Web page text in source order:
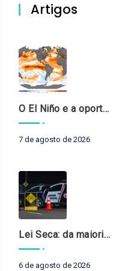
Artigos
O El Niño e a oportunidade de fortalecer o controle externo das políticas climáticas
7 de agosto de 2026
Lei Seca: da maioridade à maturidade
6 de agosto de 2026